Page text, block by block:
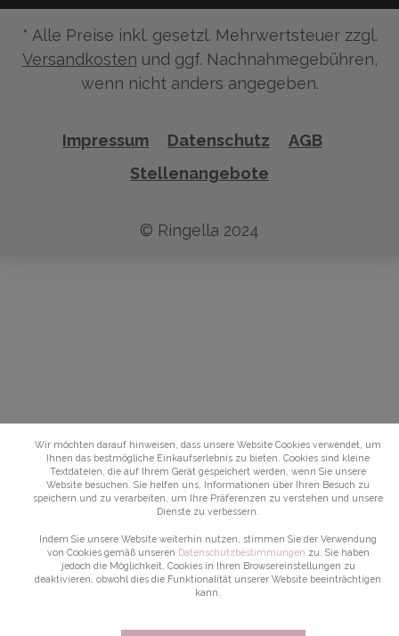
* Alle Preise inkl. gesetzl. Mehrwertsteuer zzgl.
Versandkosten und ggf. Nachnahmegebühren,
wenn nicht anders angegeben.
Impressum Datenschutz
AGB
Stellenangebote
© Ringella 2024
Wir möchten darauf hinweisen, dass unsere Website Cookies verwendet, um
Ihnen das bestmögliche Einkaufserlebnis zu bieten. Cookies sind kleine
Textdateien, die auf Ihrem Gerät gespeichert werden, wenn Sie unsere
Website besuchen. Sie helfen uns, Informationen über Ihren Besuch zu
speichern und zu verarbeiten, um Ihre Präferenzen zu verstehen und unsere
Dienste zu verbessern.
Indem Sie unsere Website weiterhin nutzen, stimmen Sie der Verwendung
von Cookies gemäß unseren Datenschutzbestimmungen zu. Sie haben
jedoch die Möglichkeit, Cookies in Ihren Browsereinstellungen zu
deaktivieren, obwohl dies die Funktionalität unserer Website beeinträchtigen
kann.